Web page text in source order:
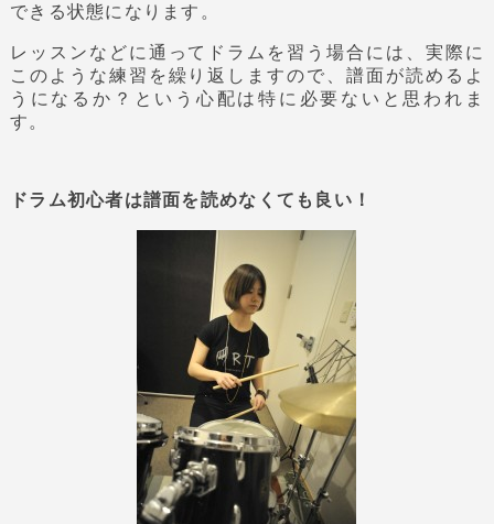
できる状態になります。
レッスンなどに通ってドラムを習う場合には、実際に
このような練習を繰り返しますので、譜面が読めるよ
うになるか？という心配は特に必要ないと思われま
す。
ドラム初心者は譜面を読めなくても良い！